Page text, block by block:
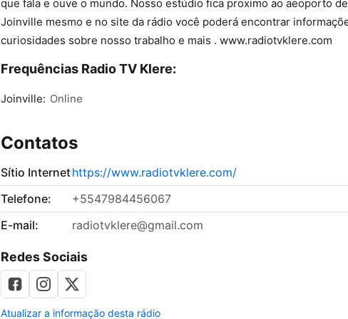
que fala e ouve o mundo. Nosso estúdio fica proximo ao aeoporto de
Joinville mesmo e no site da rádio você poderá encontrar
curiosidades sobre nosso trabalho e mais . www.radiotvklere.com
Frequências Radio TV Klere:
Joinville: Online
Contatos
Sítio Internethttps://www.radiotvklere.com/
Telefone:
+5547984456067
E-mail:
radiotvklere@gmail.com
Redes Sociais
Atualizar a informação desta rádio